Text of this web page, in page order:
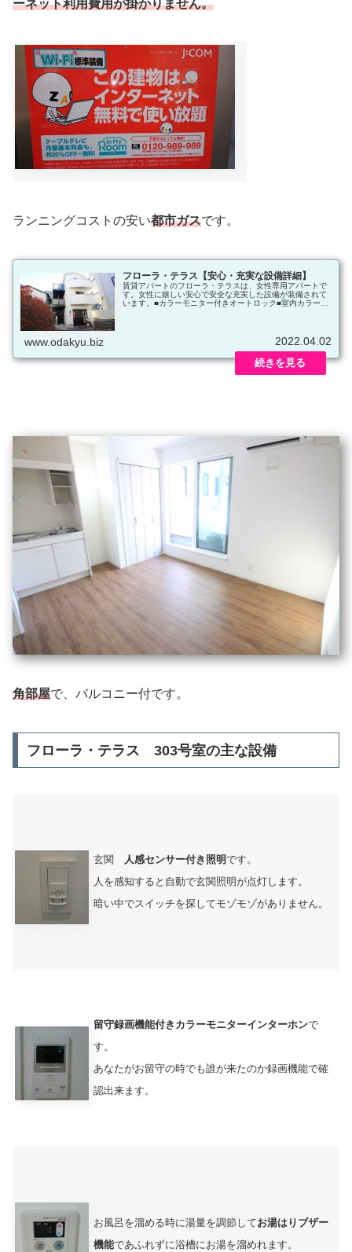
ーネット利用費用が掛かりません。
ランニングコストの安い都市ガスです。
フローラ・テラス【安心・充実な設備詳細】
賃貸アパートのフローラ・テラスは、女性専用アパートで
す。女性に嬉しい安心で安全な充実した設備が装備されて
います。■カラーモニター付きオートロック■室内カラーモ
J:COMインターネットWi-Fi使い放題などなど
www.odakyu.biz 2022.04.02
角部屋で、バルコニー付です。
フローラ・テラス 303号室の主な設備
玄関 人感センサー付き照明です。
人を感知すると自動で玄関照明が点灯します。
暗い中でスイッチを探してモゾモゾがありません。
留守録画機能付きカラーモニターインターホンで
す。
あなたがお留守の時でも誰が来たのか録画機能で確
認出来ます。
お風呂を溜める時に湯量を調節してお湯はりブザー
機能であふれずに浴槽にお湯を溜めれます。